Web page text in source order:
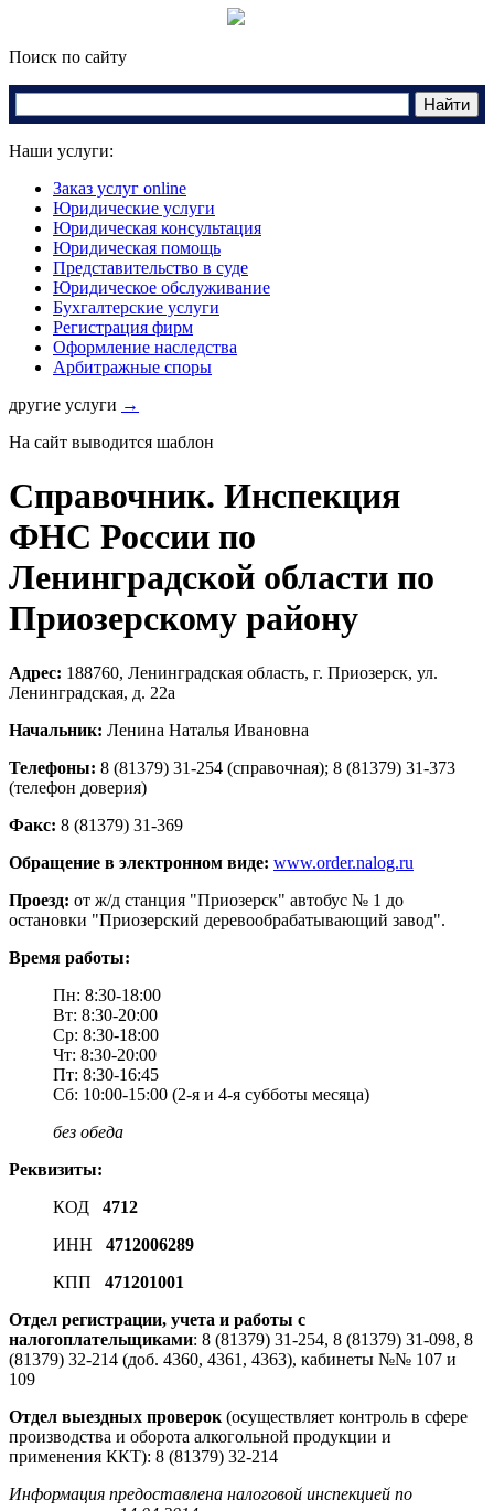
Поиск по сайту
Наши услуги:
Заказ услуг online
Юридические услуги
Юридическая консультация
Юридическая помощь
Представительство в суде
Юридическое обслуживание
Бухгалтерские услуги
Регистрация фирм
Оформление наследства
Арбитражные споры
другие услуги →
На сайт выводится шаблон
Справочник. Инспекция
ФНС России по
Ленинградской области по
Приозерскому району
Адрес: 188760, Ленинградская область, г. Приозерск, ул.
Ленинградская, д. 22а
Начальник: Ленина Наталья Ивановна
Телефоны: 8 (81379) 31-254 (справочная); 8 (81379) 31-373
(телефон доверия)
Факс: 8 (81379) 31-369
Обращение в электронном виде: www.order.nalog.ru
Проезд: от ж/д станция "Приозерск" автобус № 1 до
остановки "Приозерский деревообрабатывающий завод".
Время работы:
Пн: 8:30-18:00
Вт: 8:30-20:00
Ср: 8:30-18:00
Чт: 8:30-20:00
Пт: 8:30-16:45
Сб: 10:00-15:00 (2-я и 4-я субботы месяца)
без обеда
Реквизиты:
КОД
4712
ИНН
4712006289
КПП
471201001
Отдел регистрации, учета и работы с
налогоплательщиками: 8 (81379) 31-254, 8 (81379) 31-098, 8
(81379) 32-214 (доб. 4360, 4361, 4363), кабинеты №№ 107 и
109
Отдел выездных проверок (осуществляет контроль в сфере
производства и оборота алкогольной продукции и
применения ККТ): 8 (81379) 32-214
Информация предоставлена налоговой инспекцией по